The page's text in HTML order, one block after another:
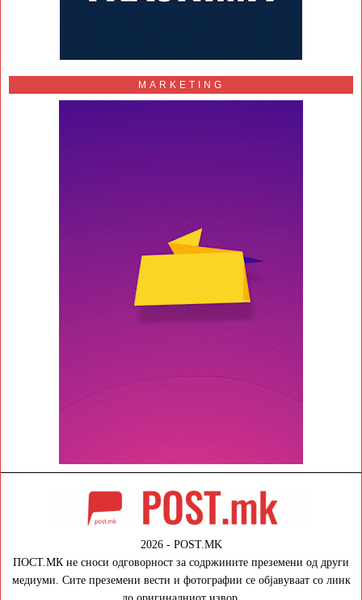
MARKETING
2026 - POST.MK
ПОСТ.МК не сноси одговорност за содржините преземени од други
медиуми. Сите преземени вести и фотографии се објавуваат со линк